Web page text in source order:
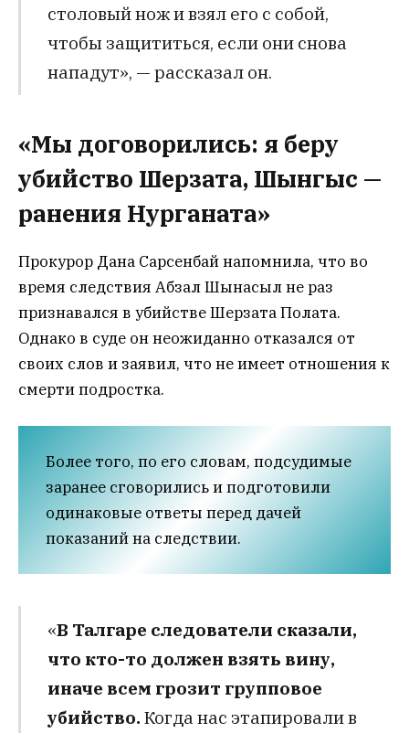
столовый нож и взял его с собой,
чтобы защититься, если они снова
нападут», — рассказал он.
«Мы договорились: я беру
убийство Шерзата, Шынгыс —
ранения Нурганата»
Прокурор Дана Сарсенбай напомнила, что во
время следствия Абзал Шынасыл не раз
признавался в убийстве Шерзата Полата.
Однако в суде он неожиданно отказался от
своих слов и заявил, что не имеет отношения к
смерти подростка.
Более того, по его словам, подсудимые
заранее сговорились и подготовили
одинаковые ответы перед дачей
показаний на следствии.
«В Талгаре следователи сказали,
что кто-то должен взять вину,
иначе всем грозит групповое
убийство. Когда нас этапировали в